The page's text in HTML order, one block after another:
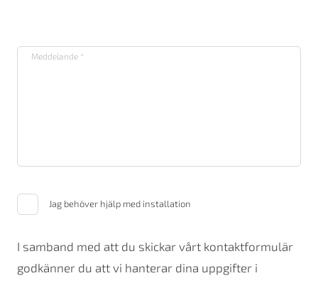
Jag behöver hjälp med installation
I samband med att du skickar vårt kontaktformulär
godkänner du att vi hanterar dina uppgifter i